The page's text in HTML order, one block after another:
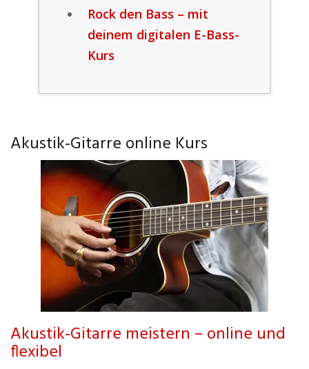
Rock den Bass – mit
deinem digitalen E-Bass-
Kurs
Akustik-Gitarre online Kurs
Akustik-Gitarre meistern – online und
flexibel